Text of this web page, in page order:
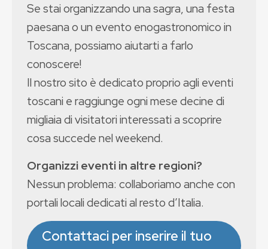
Se stai organizzando una sagra, una festa
paesana o un evento enogastronomico in
Toscana, possiamo aiutarti a farlo
conoscere!
Il nostro sito è dedicato proprio agli eventi
toscani e raggiunge ogni mese decine di
migliaia di visitatori interessati a scoprire
cosa succede nel weekend.
Organizzi eventi in altre regioni?
Nessun problema: collaboriamo anche con
portali locali dedicati al resto d’Italia.
Contattaci per inserire il tuo